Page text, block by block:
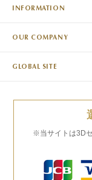
INFORMATION
OUR COMPANY
GLOBAL SITE
※当サイトは3D